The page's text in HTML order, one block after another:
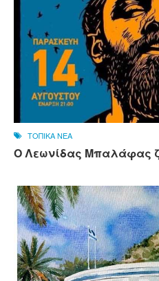
ΤΟΠΙΚΑ ΝΕΑ
Ο Λεωνίδας Μπαλάφας